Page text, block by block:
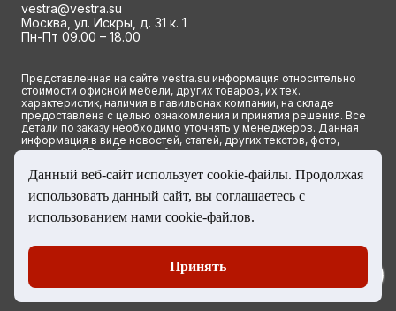
vestra@vestra.su
Москва, ул. Искры, д. 31 к. 1
Пн-Пт 09.00 – 18.00
Представленная на сайте vestra.su информация относительно
стоимости офисной мебели, других товаров, их тех.
характеристик, наличия в павильонах компании, на складе
предоставлена с целью ознакомления и принятия решения. Все
детали по заказу необходимо уточнять у менеджеров. Данная
информация в виде новостей, статей, других текстов, фото,
картинок и 3D изображений ни при каких условиях не является
положениями ст. 437(2) Гражданского кодекса РФ.
© 2023 Группа компаний ВЕСТРА. Все права сайта защищены
Данный веб-сайт использует cookie-файлы. Продолжая
использовать данный сайт, вы соглашаетесь с
использованием нами cookie-файлов.
Принять